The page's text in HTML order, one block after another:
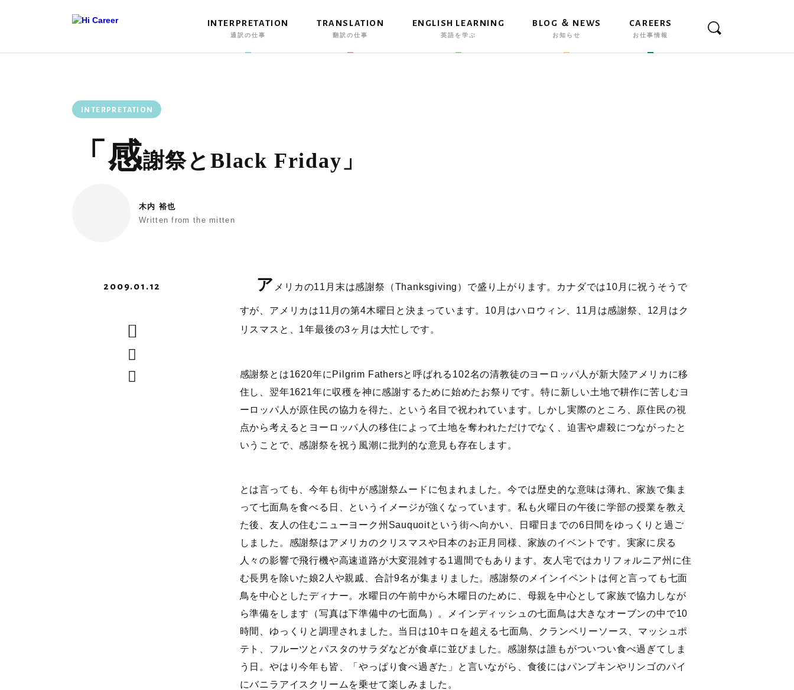
INTERPRETATION
通訳の仕事
TRANSLATION
翻訳の仕事
ENGLISH LEARNING
英語を学ぶ
BLOG ＆ NEWS
お知らせ
CAREERS
お仕事情報
INTERPRETATION
「感謝祭とBlack Friday」
木内 裕也
Written from the mitten
2009.01.12 ア メリカの11月末は感謝祭（Thanksgiving）で盛り上がります。カナダでは10月に祝うそうで
すが、アメリカは11月の第4木曜日と決まっています。10月はハロウィン、11月は感謝祭、12月はク
リスマスと、1年最後の3ヶ月は大忙しです。
感謝祭とは1620年にPilgrim Fathersと呼ばれる102名の清教徒のヨーロッパ人が新大陸アメリカに移
住し、翌年1621年に収穫を神に感謝するために始めたお祭りです。特に新しい土地で耕作に苦しむヨ
ーロッパ人が原住民の協力を得た、という名目で祝われています。しかし実際のところ、原住民の視
点から考えるとヨーロッパ人の移住によって土地を奪われただけでなく、迫害や虐殺につながったと
いうことで、感謝祭を祝う風潮に批判的な意見も存在します。
とは言っても、今年も街中が感謝祭ムードに包まれました。今では歴史的な意味は薄れ、家族で集ま
って七面鳥を食べる日、というイメージが強くなっています。私も火曜日の午後に学部の授業を教え
た後、友人の住むニューヨーク州Sauquoitという街へ向かい、日曜日までの6日間をゆっくりと過ご
しました。感謝祭はアメリカのクリスマスや日本のお正月同様、家族のイベントです。実家に戻る
人々の影響で飛行機や高速道路が大変混雑する1週間でもあります。友人宅ではカリフォルニア州に住
む長男を除いた娘2人や親戚、合計9名が集まりました。感謝祭のメインイベントは何と言っても七面
鳥を中心としたディナー。水曜日の午前中から木曜日のために、母親を中心として家族で協力しなが
ら準備をします（写真は下準備中の七面鳥）。メインディッシュの七面鳥は大きなオーブンの中で10
時間、ゆっくりと調理されました。当日は10キロを超える七面鳥、クランベリーソース、マッシュポ
テト、フルーツとパスタのサラダなどが食卓に並びました。感謝祭は誰もがついつい食べ過ぎてしま
う日。やはり今年も皆、「やっぱり食べ過ぎた」と言いながら、食後にはパンプキンやリンゴのパイ
にバニラアイスクリームを乗せて楽しみました。